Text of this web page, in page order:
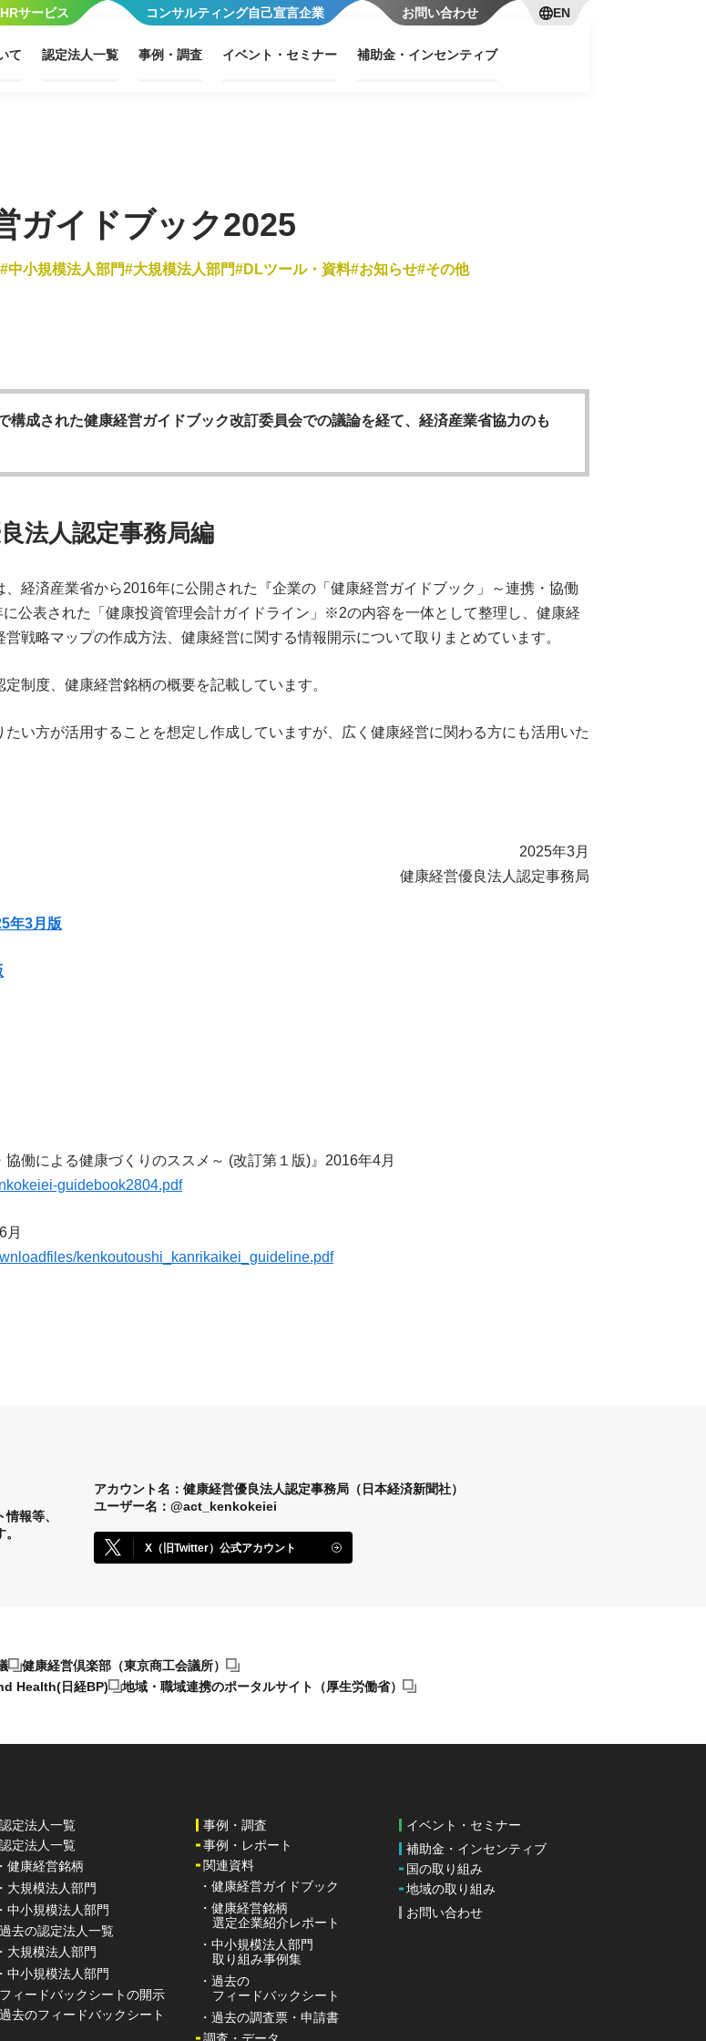
て 認定法人一覧 事例・調査 イベント・セミナー 補助金・インセンティブ
EN
お問い合わせ
コンサルティング自己宣言企業
サービス
ガイドブック2025
中小規模法人部門 大規模法人部門 DLツール・資料 お知らせ その他
成された健康経営ガイドブック改訂委員会での議論を経て、経済産業省協力のも
法人認定事務局編
経済産業省から2016年に公開された『企業の「健康経営ガイドブック」～連携・協働
公表された「健康投資管理会計ガイドライン」※2の内容を一体として整理し、健康経
戦略マップの作成方法、健康経営に関する情報開示について取りまとめています。
制度、健康経営銘柄の概要を記載しています。
い方が活用することを想定し作成していますが、広く健康経営に関わる方にも活用いた
2025年3月
健康経営優良法人認定事務局
年3月版
働による健康づくりのススメ～ (改訂第１版)』2016年4月
guidebook2804.pdf
月
kenkoutoushi_kanrikaikei_guideline.pdf
報等、
アカウント名： 健康経営優良法人認定事務局（日本経済新聞社）
ユーザー名：@act_kenkokeiei
X（旧Twitter）公式アカウント
健康経営倶楽部（東京商工会議所）
Health(日経BP) 地域・職域連携のポータルサイト（厚生労働省）
認定法人一覧
認定法人一覧
・健康経営銘柄
・大規模法人部門
・中小規模法人部門
過去の認定法人一覧
・大規模法人部門
・中小規模法人部門
フィードバックシートの開示
過去のフィードバックシート
事例・調査
事例・レポート
関連資料
・健康経営ガイドブック
・健康経営銘柄
選定企業紹介レポート
・中小規模法人部門
取り組み事例集
・過去の
フィードバックシート
・過去の調査票・申請書
イベント・セミナー
補助金・インセンティブ
国の取り組み
地域の取り組み
お問い合わせ